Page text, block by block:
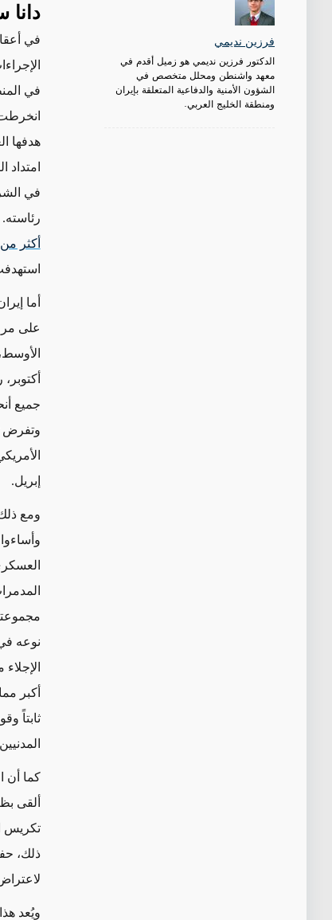
فرزين نديمي
الدكتور فرزين نديمي هو زميل أقدم في
معهد واشنطن ومحلل متخصص في
الشؤون الأمنية والدفاعية المتعلقة بإيران
ومنطقة الخليج العربي.
دانا
في
هدفها
في
أكثر من 180
أما إيران
على مر
جميع
وتفرض
إبريل.
ومع
ثابتاً
ألقى
تكريس
ذلك،
ويُعد